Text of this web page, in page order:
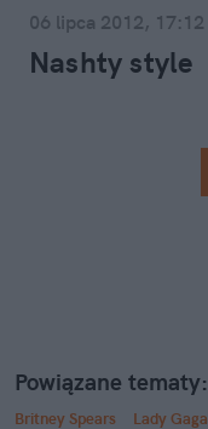
06 lipca 2012, 17:12
Nashty style
Powiązane tematy:
Britney Spears Lady Gaga